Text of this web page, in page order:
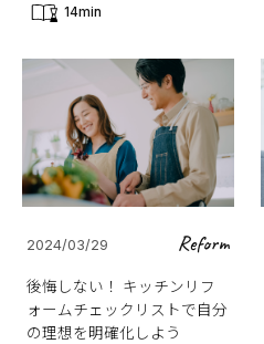
14min
2024/03/29 Reform
後悔しない！ キッチンリフ
ォームチェックリストで自分
の理想を明確化しよう